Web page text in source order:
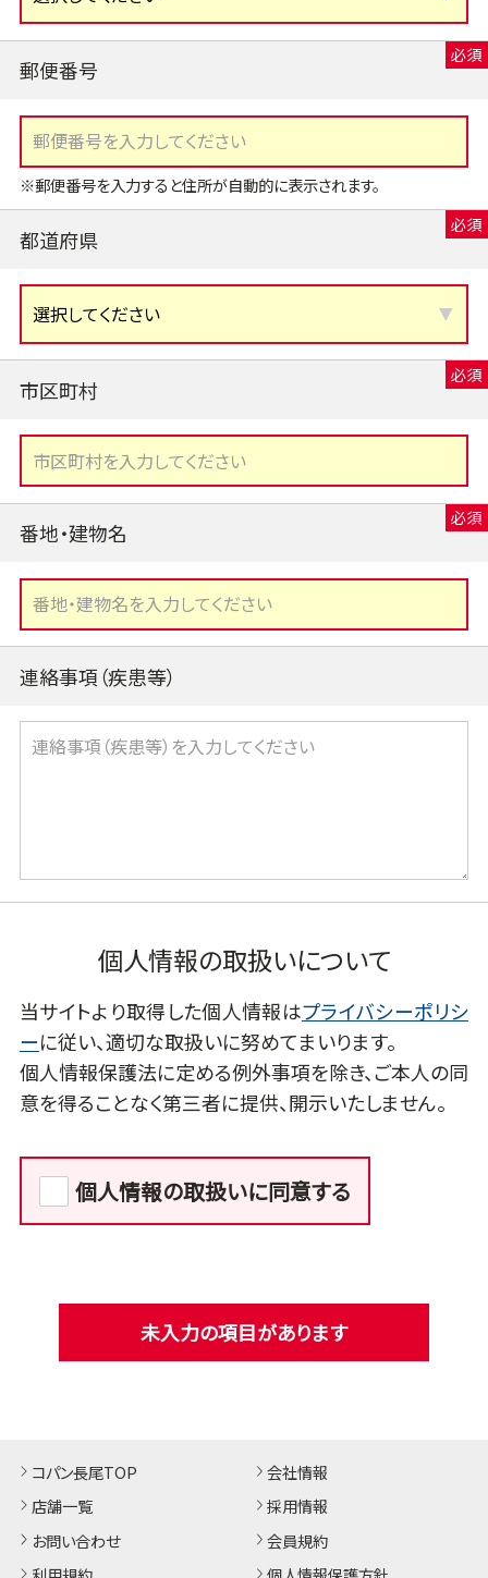
郵便番号
※郵便番号を入力すると住所が自動的に表示されます。
都道府県
市区町村
番地・建物名
連絡事項（疾患等）
個人情報の取扱いについて
当サイトより取得した個人情報はプライバシーポリシ
ーに従い、適切な取扱いに努めてまいります。
個人情報保護法に定める例外事項を除き、ご本人の同
意を得ることなく第三者に提供、開示いたしません。
個人情報の取扱いに同意する
未入力の項目があります
コパン長尾TOP
店舗一覧
お問い合わせ
会社情報
採用情報
会員規約